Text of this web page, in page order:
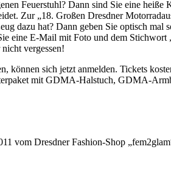
Feuerstuhl? Dann sind Sie eine
Zur „18. Großen Dresdner
dazu hat? Dann geben Sie optisch
eine E-Mail mit Foto und dem Stichwort
vergessen!
sich jetzt anmelden. Tickets
mit GDMA-Halstuch, GDMA-
vom Dresdner Fashion-Shop